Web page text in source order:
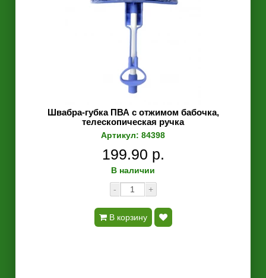
Швабра-губка ПВА с отжимом бабочка,
телескопическая ручка
Артикул: 84398
199.90 р.
В наличии
-
+
В корзину